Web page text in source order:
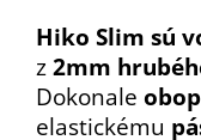
Hiko Slim sú
z 2mm
Dokonale
elastickému